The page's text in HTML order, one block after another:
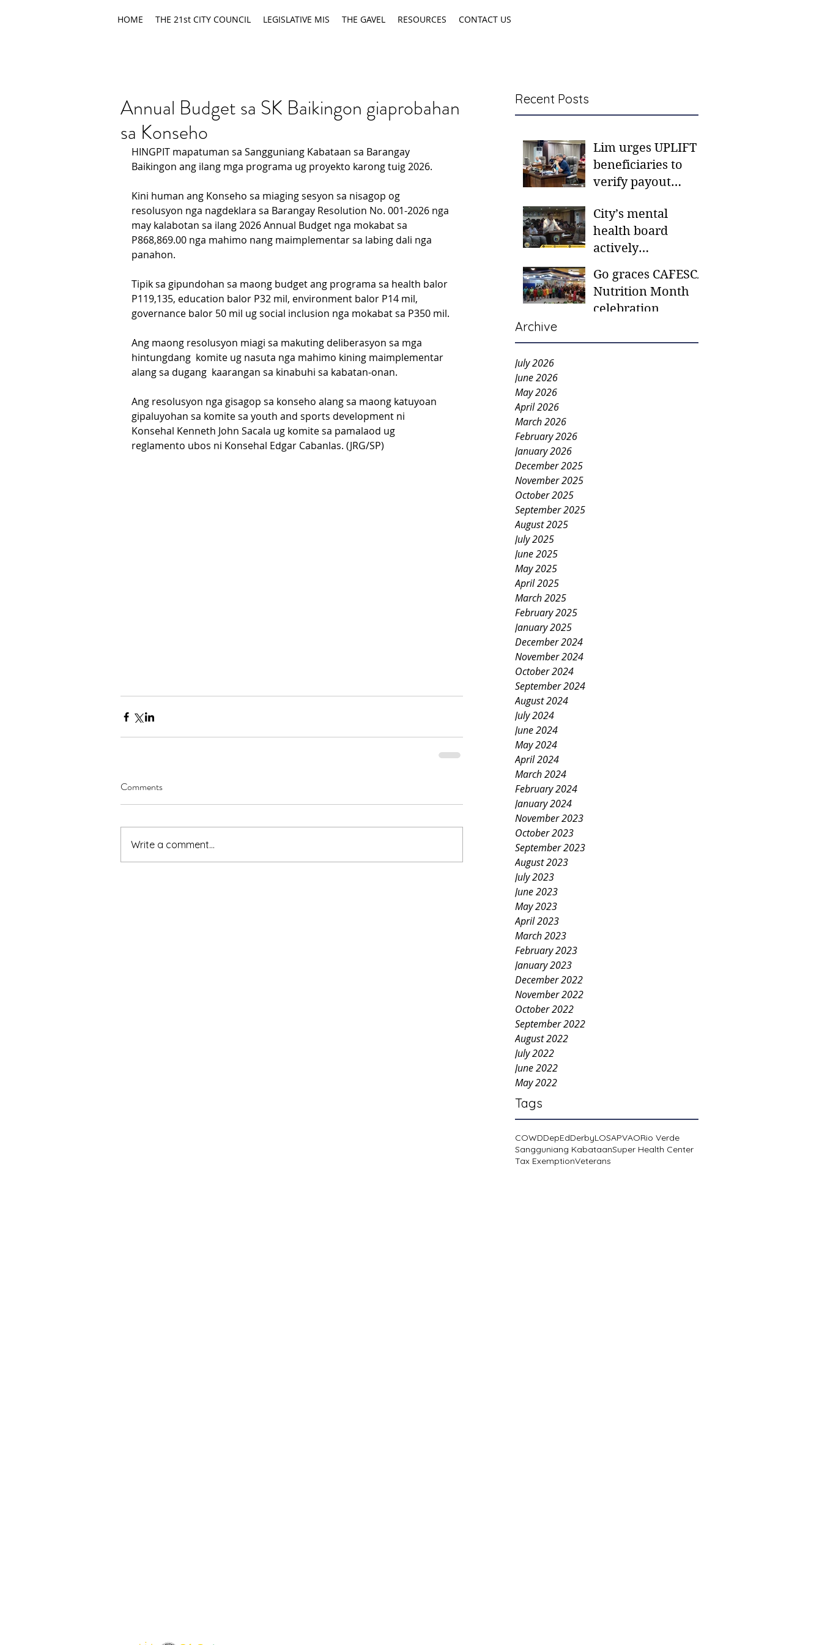
HOME THE 21st CITY COUNCIL LEGISLATIVE MIS THE GAVEL RESOURCES CONTACT US
Recent Posts
Lim urges UPLIFT
beneficiaries to
verify payout
CSWD district sites
City’s mental
health board
actively
students in need -
Gaane
Go graces CAFESCA
Nutrition Month
celebration
Archive
July 2026
June 2026
May 2026
April 2026
March 2026
February 2026
January 2026
December 2025
November 2025
October 2025
September 2025
August 2025
July 2025
June 2025
May 2025
April 2025
March 2025
February 2025
January 2025
December 2024
November 2024
October 2024
September 2024
August 2024
July 2024
June 2024
May 2024
April 2024
March 2024
February 2024
January 2024
November 2023
October 2023
September 2023
August 2023
July 2023
June 2023
May 2023
April 2023
March 2023
February 2023
January 2023
December 2022
November 2022
October 2022
September 2022
August 2022
July 2022
June 2022
May 2022
Tags
COWDDepEdDerbyLOSAPVAORio Verde
Sangguniang KabataanSuper Health Center
Tax ExemptionVeterans
Annual Budget sa SK Baikingon giaprobahan
sa Konseho
HINGPIT mapatuman sa Sangguniang Kabataan sa Barangay
Baikingon ang ilang mga programa ug proyekto karong tuig 2026.
Kini human ang Konseho sa miaging sesyon sa nisagop og
resolusyon nga nagdeklara sa Barangay Resolution No. 001-2026 nga
may kalabotan sa ilang 2026 Annual Budget nga mokabat sa
P868,869.00 nga mahimo nang maimplementar sa labing dali nga
panahon.
Tipik sa gipundohan sa maong budget ang programa sa health balor
P119,135, education balor P32 mil, environment balor P14 mil,
governance balor 50 mil ug social inclusion nga mokabat sa P350 mil.
Ang maong resolusyon miagi sa makuting deliberasyon sa mga
hintungdang  komite ug nasuta nga mahimo kining maimplementar
alang sa dugang  kaarangan sa kinabuhi sa kabatan-onan.
Ang resolusyon nga gisagop sa konseho alang sa maong katuyoan
gipaluyohan sa komite sa youth and sports development ni
Konsehal Kenneth John Sacala ug komite sa pamalaod ug
reglamento ubos ni Konsehal Edgar Cabanlas. (JRG/SP)
Comments
Write a comment...